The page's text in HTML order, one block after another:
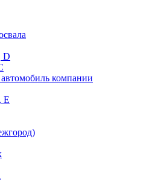
D
компании
E